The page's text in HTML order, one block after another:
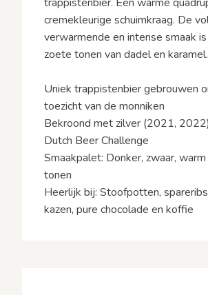
cremekleurige schuimkraag. De
verwarmende en intense smaak
zoete tonen van dadel en karamel.
Uniek trappistenbier gebrouwen
toezicht van de monniken
Bekroond met zilver (2021,
Dutch Beer Challenge
Smaakpalet: Donker, zwaar,
tonen
Heerlijk bij: Stoofpotten,
kazen, pure chocolade en koffie